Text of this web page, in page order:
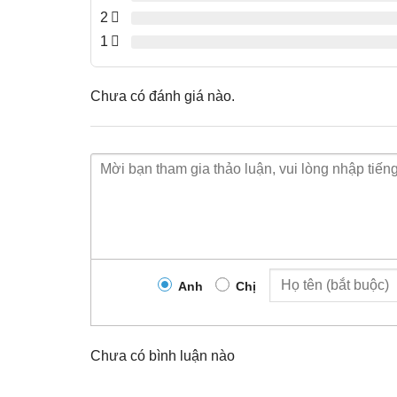
2
1
Chưa có đánh giá nào.
Anh Chị
Chưa có bình luận nào